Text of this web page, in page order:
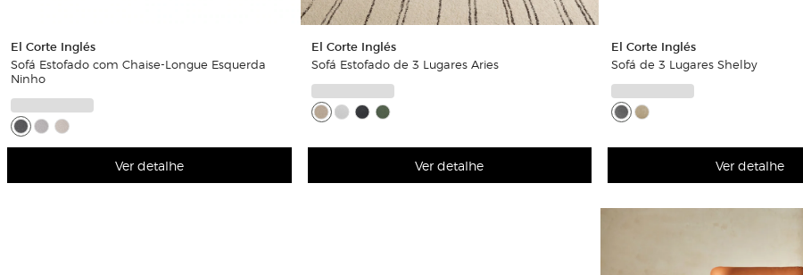
El Corte Inglés
Sofá Estofado com Chaise-Longue Esquerda
Ninho
Ver detalhe
El Corte Inglés
Sofá Estofado de 3 Lugares Aries
Ver detalhe
El Corte Inglés
Sofá de 3 Lugares Shelby
Ver detalhe